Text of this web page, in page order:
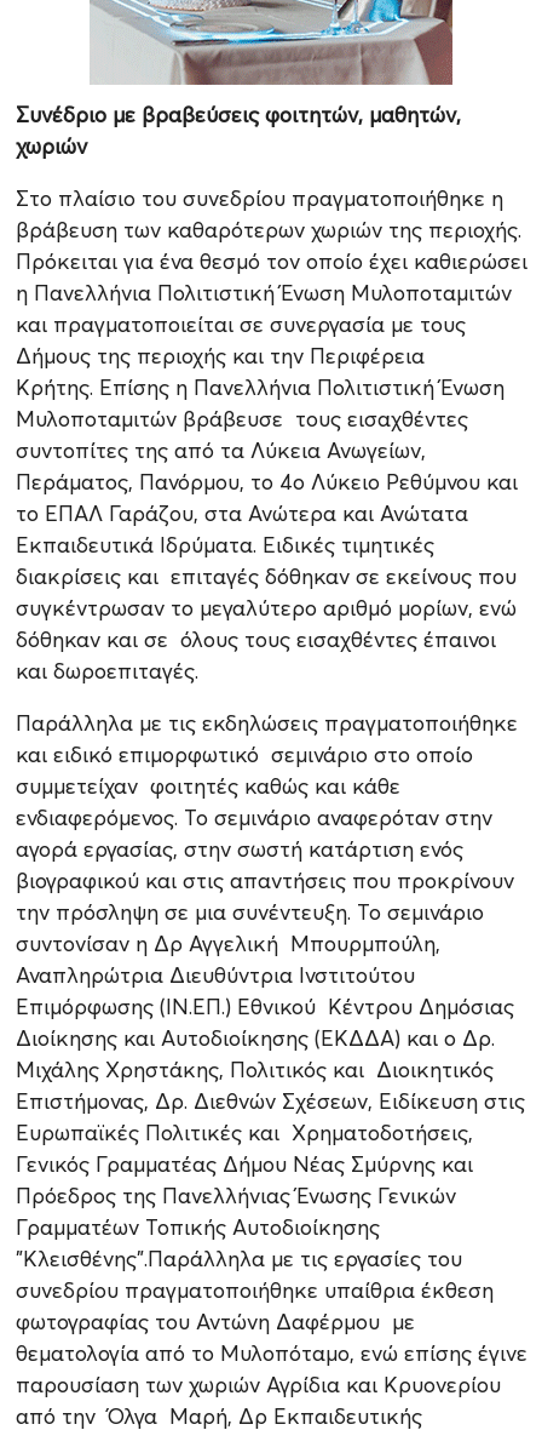
Συνέδριο με βραβεύσεις φοιτητών, μαθητών,
χωριών
Στο πλαίσιο του συνεδρίου πραγματοποιήθηκε η
βράβευση των καθαρότερων χωριών της περιοχής.
Πρόκειται για ένα θεσμό τον οποίο έχει καθιερώσει
η Πανελλήνια Πολιτιστική Ένωση Μυλοποταμιτών
και πραγματοποιείται σε συνεργασία με τους
Δήμους της περιοχής και την Περιφέρεια
Κρήτης. Επίσης η Πανελλήνια Πολιτιστική Ένωση
Μυλοποταμιτών βράβευσε τους εισαχθέντες
συντοπίτες της από τα Λύκεια Ανωγείων,
Περάματος, Πανόρμου, το 4ο Λύκειο Ρεθύμνου και
το ΕΠΑΛ Γαράζου, στα Ανώτερα και Ανώτατα
Εκπαιδευτικά Ιδρύματα. Ειδικές τιμητικές
διακρίσεις και επιταγές δόθηκαν σε εκείνους που
συγκέντρωσαν το μεγαλύτερο αριθμό μορίων, ενώ
δόθηκαν και σε όλους τους εισαχθέντες έπαινοι
και δωροεπιταγές.
Παράλληλα με τις εκδηλώσεις πραγματοποιήθηκε
και ειδικό επιμορφωτικό σεμινάριο στο οποίο
συμμετείχαν φοιτητές καθώς και κάθε
ενδιαφερόμενος. Το σεμινάριο αναφερόταν στην
αγορά εργασίας, στην σωστή κατάρτιση ενός
βιογραφικού και στις απαντήσεις που προκρίνουν
την πρόσληψη σε μια συνέντευξη. Το σεμινάριο
συντονίσαν η Δρ Αγγελική Μπουρμπούλη,
Αναπληρώτρια Διευθύντρια Ινστιτούτου
Επιμόρφωσης (ΙΝ.ΕΠ.) Εθνικού Κέντρου Δημόσιας
Διοίκησης και Αυτοδιοίκησης (ΕΚΔΔΑ) και ο Δρ.
Μιχάλης Χρηστάκης, Πολιτικός και Διοικητικός
Επιστήμονας, Δρ. Διεθνών Σχέσεων, Ειδίκευση στις
Ευρωπαϊκές Πολιτικές και Χρηματοδοτήσεις,
Γενικός Γραμματέας Δήμου Νέας Σμύρνης και
Πρόεδρος της Πανελλήνιας Ένωσης Γενικών
Γραμματέων Τοπικής Αυτοδιοίκησης
"Κλεισθένης".Παράλληλα με τις εργασίες του
συνεδρίου πραγματοποιήθηκε υπαίθρια έκθεση
φωτογραφίας του Αντώνη Δαφέρμου με
θεματολογία από το Μυλοπόταμο, ενώ επίσης έγινε
παρουσίαση των χωριών Αγρίδια και Κρυονερίου
από την Όλγα Μαρή, Δρ Εκπαιδευτικής